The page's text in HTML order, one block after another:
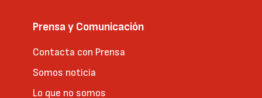
Prensa y Comunicación
Contacta con Prensa
Somos noticia
Lo que no somos